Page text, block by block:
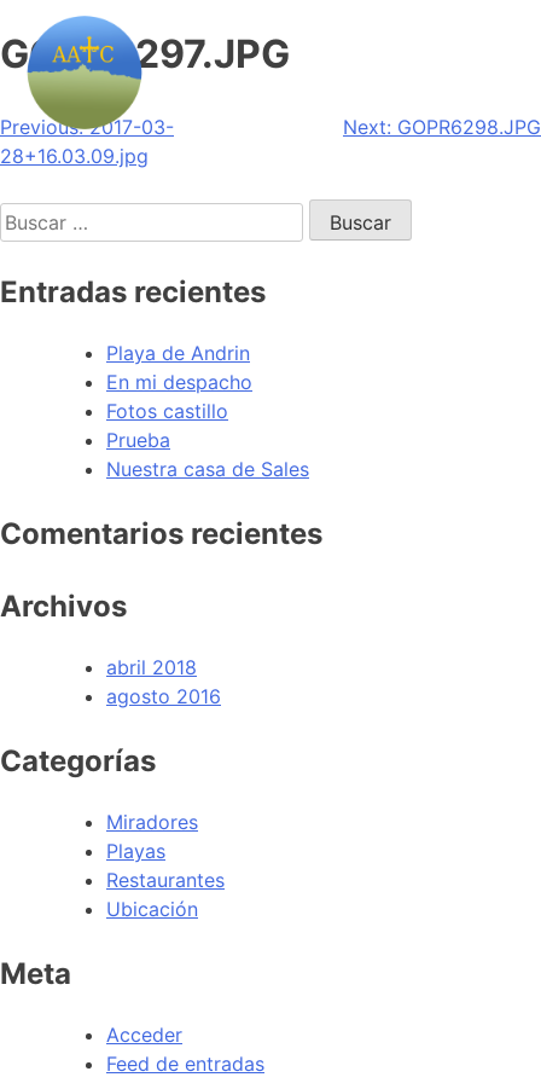
GOPR6297.JPG
Navegación
de
entradas
Previous: 2017-03-
28+16.03.09.jpg
Next: GOPR6298.JPG
Buscar:
Entradas recientes
Playa de Andrin
En mi despacho
Fotos castillo
Prueba
Nuestra casa de Sales
Comentarios recientes
Archivos
abril 2018
agosto 2016
Categorías
Miradores
Playas
Restaurantes
Ubicación
Meta
Acceder
Feed de entradas